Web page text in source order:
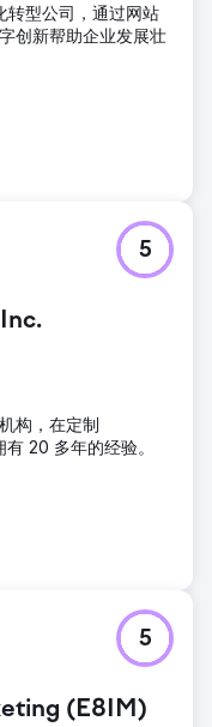
型公司，通过网站
创新帮助企业发展壮
5
构，在定制
20 多年的经验。
(E8IM)
5